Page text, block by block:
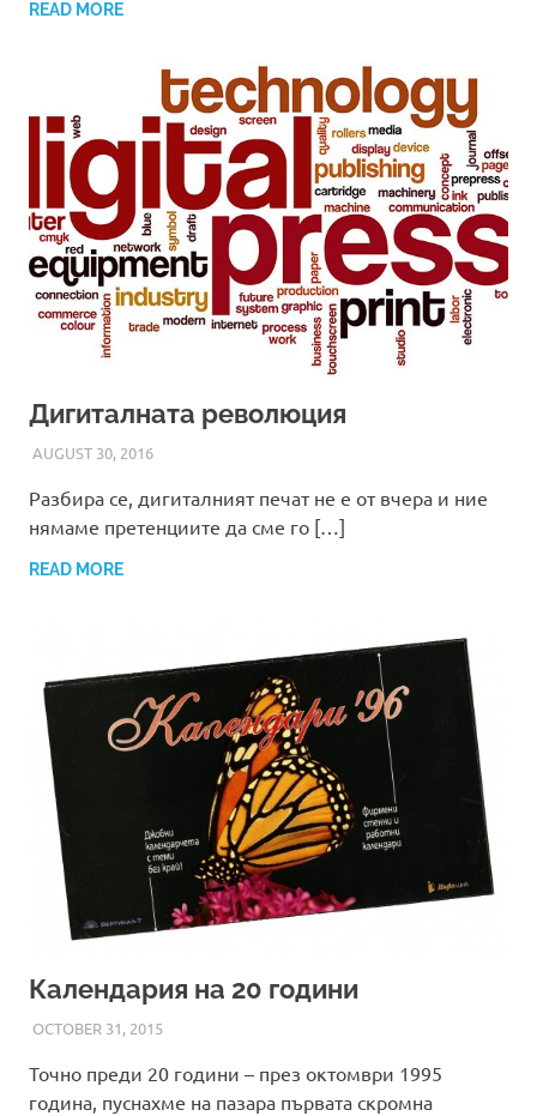
READ MORE
Дигиталната революция
AUGUST 30, 2016ADMIN
Разбира се, дигиталният печат не е от вчера и ние
нямаме претенциите да сме го […]
READ MORE
Календария на 20 години
OCTOBER 31, 2015ADMIN
Точно преди 20 години – през октомври 1995
година, пуснахме на пазара първата скромна